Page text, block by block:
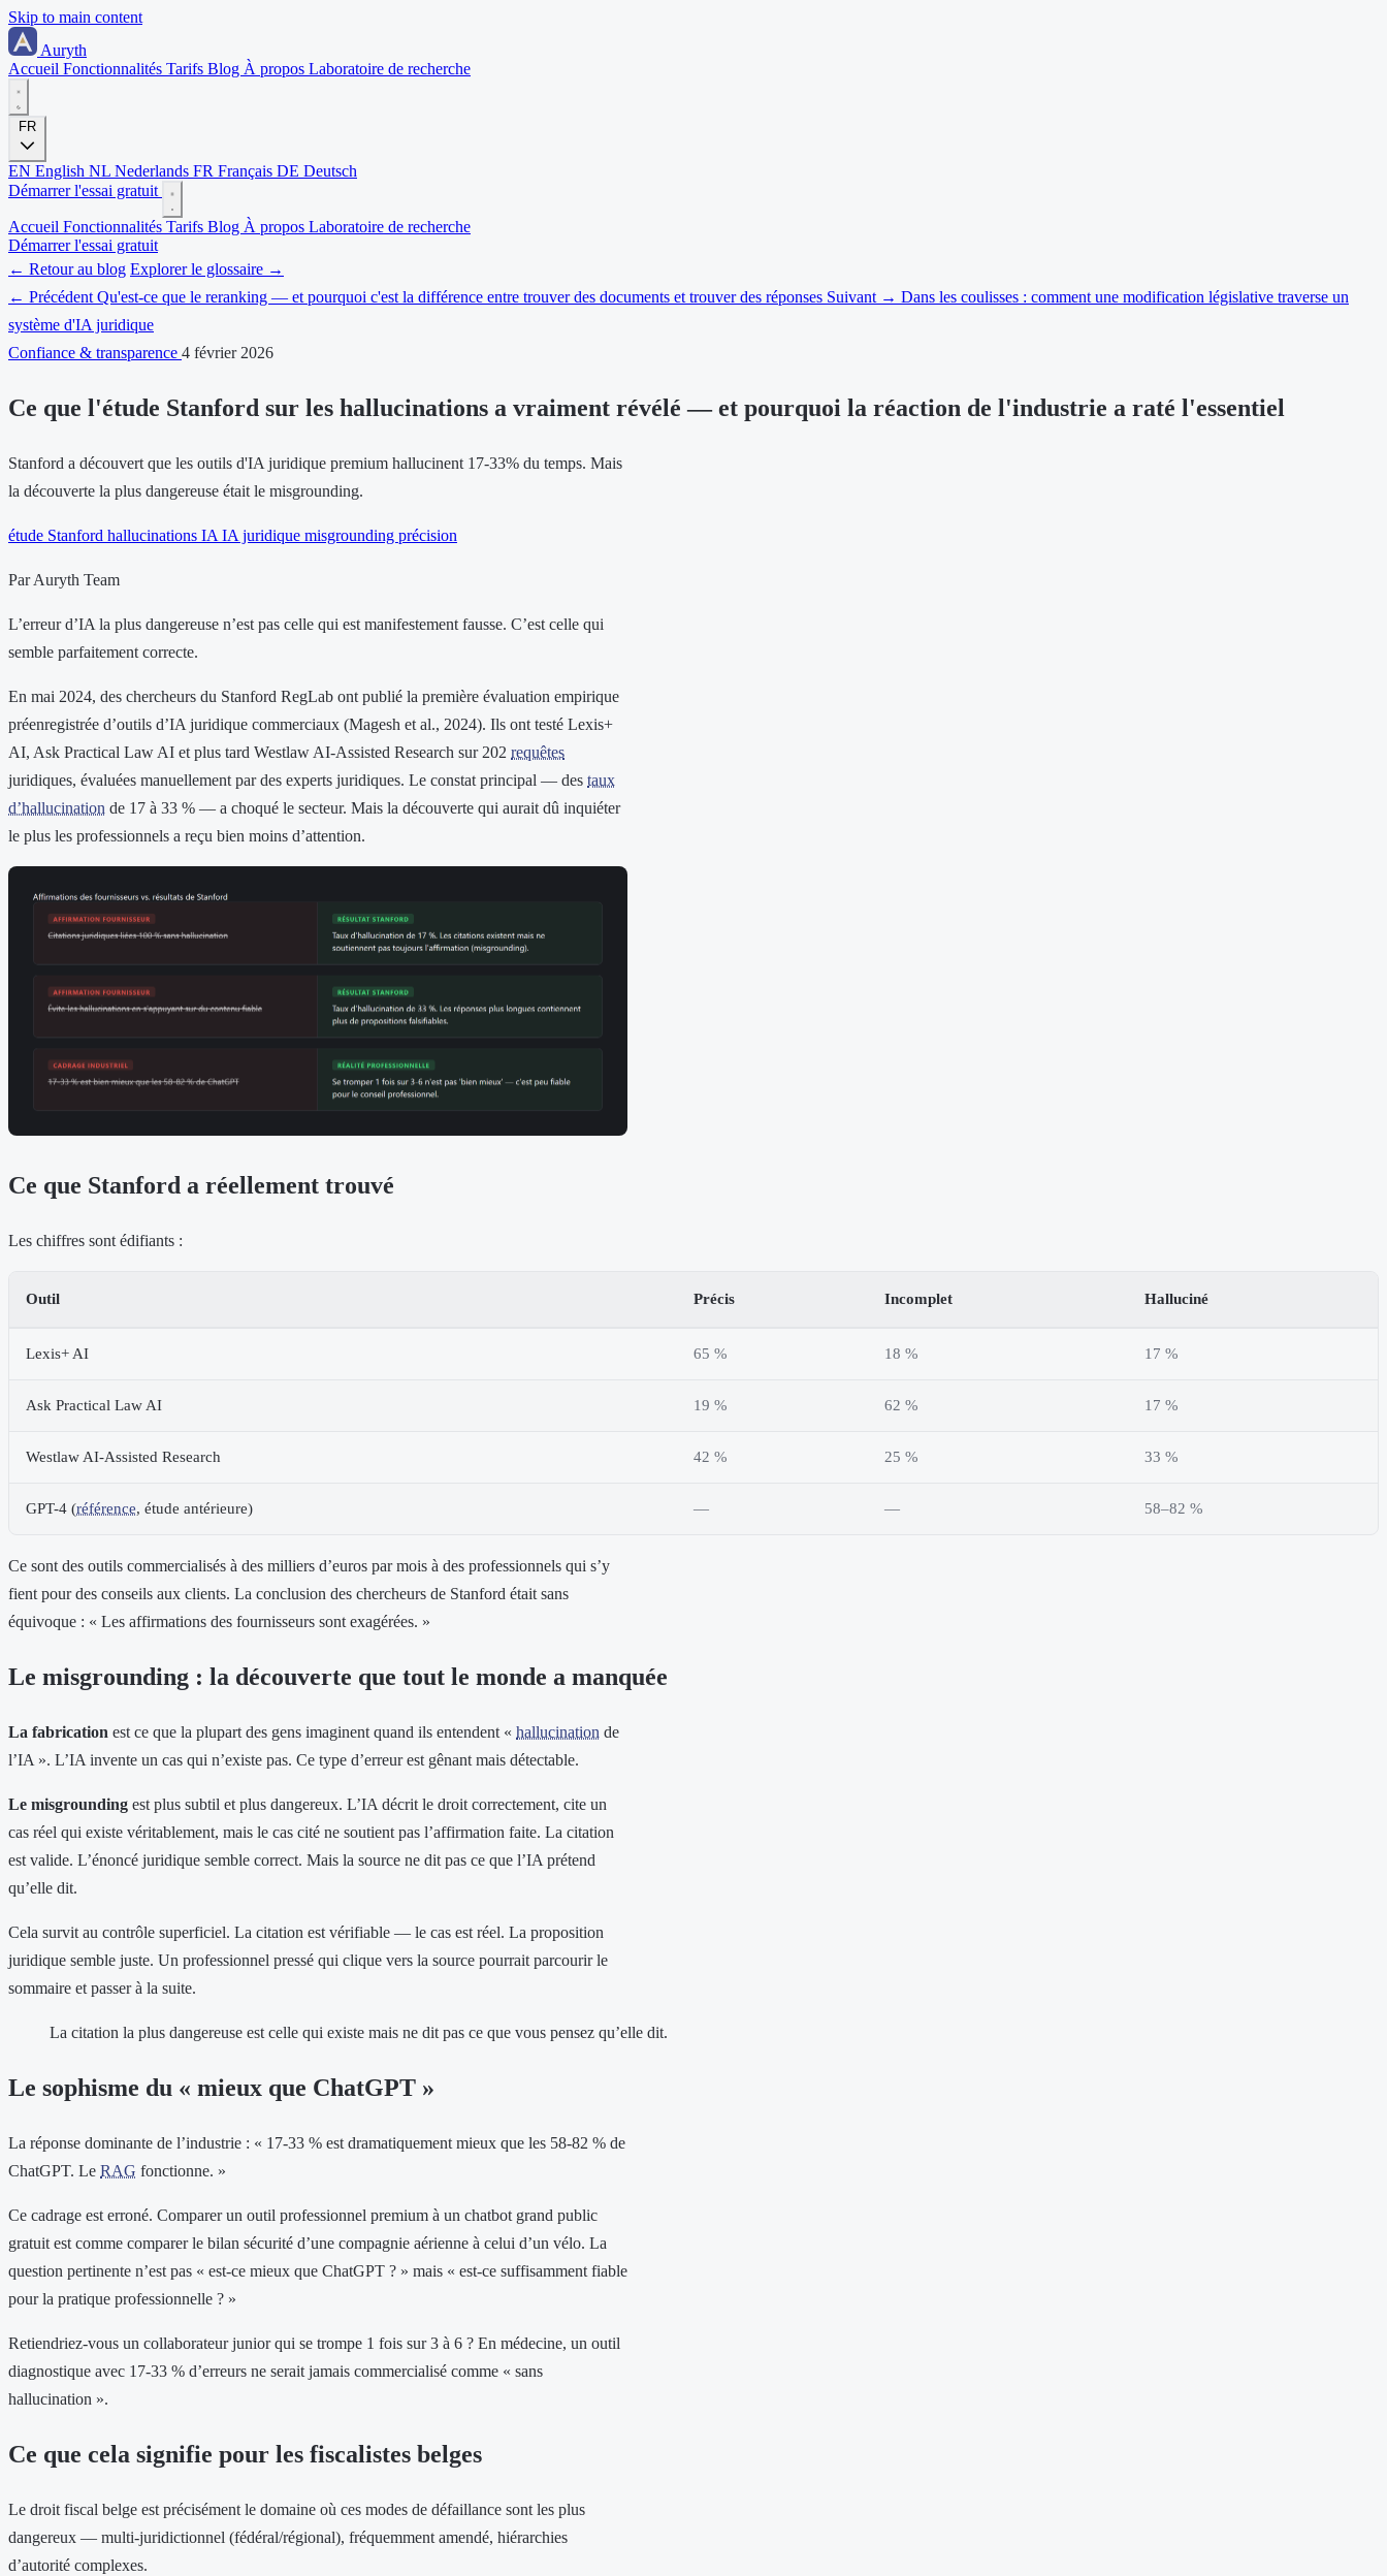
Skip to main content
Auryth
Accueil Fonctionnalités Tarifs Blog À propos Laboratoire de recherche
FR
EN English NL Nederlands FR Français DE Deutsch
Démarrer l'essai gratuit
Accueil Fonctionnalités Tarifs Blog À propos Laboratoire de recherche
Démarrer l'essai gratuit
← Retour au blog Explorer le glossaire →
← Précédent Qu'est-ce que le reranking — et pourquoi c'est la différence entre trouver des documents et trouver des réponses Suivant → Dans les coulisses : comment une modification législative traverse un
système d'IA juridique
Confiance & transparence 4 février 2026
Ce que l'étude Stanford sur les hallucinations a vraiment révélé — et pourquoi la réaction de l'industrie a raté l'essentiel
Stanford a découvert que les outils d'IA juridique premium hallucinent 17-33% du temps. Mais
la découverte la plus dangereuse était le misgrounding.
étude Stanford hallucinations IA IA juridique misgrounding précision
Par Auryth Team
L’erreur d’IA la plus dangereuse n’est pas celle qui est manifestement fausse. C’est celle qui
semble parfaitement correcte.
En mai 2024, des chercheurs du Stanford RegLab ont publié la première évaluation empirique
préenregistrée d’outils d’IA juridique commerciaux (Magesh et al., 2024). Ils ont testé Lexis+
AI, Ask Practical Law AI et plus tard Westlaw AI-Assisted Research sur 202 requêtes
juridiques, évaluées manuellement par des experts juridiques. Le constat principal — des taux
d’hallucination de 17 à 33 % — a choqué le secteur. Mais la découverte qui aurait dû inquiéter
le plus les professionnels a reçu bien moins d’attention.
Ce que Stanford a réellement trouvé
Les chiffres sont édifiants :
Outil Précis Incomplet Halluciné
Lexis+ AI 65 % 18 % 17 %
Ask Practical Law AI 19 % 62 % 17 %
Westlaw AI-Assisted Research 42 % 25 % 33 %
GPT-4 (référence, étude antérieure) — — 58–82 %
Ce sont des outils commercialisés à des milliers d’euros par mois à des professionnels qui s’y
fient pour des conseils aux clients. La conclusion des chercheurs de Stanford était sans
équivoque : « Les affirmations des fournisseurs sont exagérées. »
Le misgrounding : la découverte que tout le monde a manquée
La fabrication est ce que la plupart des gens imaginent quand ils entendent « hallucination de
l’IA ». L’IA invente un cas qui n’existe pas. Ce type d’erreur est gênant mais détectable.
Le misgrounding est plus subtil et plus dangereux. L’IA décrit le droit correctement, cite un
cas réel qui existe véritablement, mais le cas cité ne soutient pas l’affirmation faite. La citation
est valide. L’énoncé juridique semble correct. Mais la source ne dit pas ce que l’IA prétend
qu’elle dit.
Cela survit au contrôle superficiel. La citation est vérifiable — le cas est réel. La proposition
juridique semble juste. Un professionnel pressé qui clique vers la source pourrait parcourir le
sommaire et passer à la suite.
La citation la plus dangereuse est celle qui existe mais ne dit pas ce que vous pensez qu’elle dit.
Le sophisme du « mieux que ChatGPT »
La réponse dominante de l’industrie : « 17-33 % est dramatiquement mieux que les 58-82 % de
ChatGPT. Le RAG fonctionne. »
Ce cadrage est erroné. Comparer un outil professionnel premium à un chatbot grand public
gratuit est comme comparer le bilan sécurité d’une compagnie aérienne à celui d’un vélo. La
question pertinente n’est pas « est-ce mieux que ChatGPT ? » mais « est-ce suffisamment fiable
pour la pratique professionnelle ? »
Retiendriez-vous un collaborateur junior qui se trompe 1 fois sur 3 à 6 ? En médecine, un outil
diagnostique avec 17-33 % d’erreurs ne serait jamais commercialisé comme « sans
hallucination ».
Ce que cela signifie pour les fiscalistes belges
Le droit fiscal belge est précisément le domaine où ces modes de défaillance sont les plus
dangereux — multi-juridictionnel (fédéral/régional), fréquemment amendé, hiérarchies
d’autorité complexes.